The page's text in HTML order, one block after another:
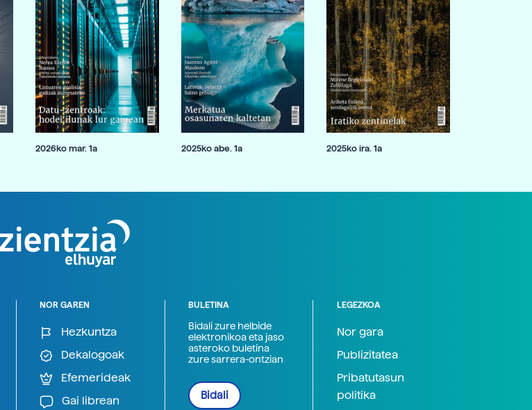
2026ko mar. 1a 2025ko abe. 1a 2025ko ira. 1a
NOR GAREN
Hezkuntza
Dekalogoak
Efemerideak
Gai librean
BULETINA
Bidali zure helbide
elektronikoa eta jaso
asteroko buletina
zure sarrera-ontzian
Bidali
LEGEZKOA
Nor gara
Publizitatea
Pribatutasun
politika